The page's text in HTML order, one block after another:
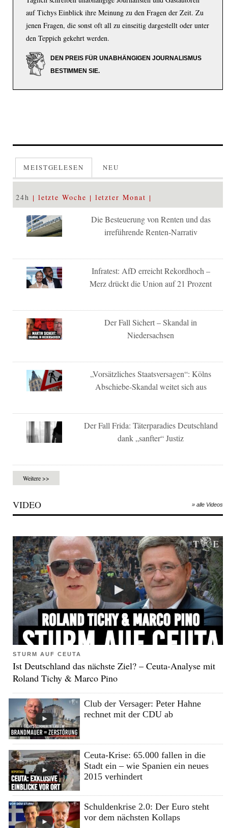
auf Tichys Einblick ihre Meinung zu den Fragen der Zeit. Zu
jenen Fragen, die sonst oft all zu einseitig dargestellt oder unter
den Teppich gekehrt werden.
DEN PREIS FÜR UNABHÄNGIGEN JOURNALISMUS
BESTIMMEN SIE.
MEISTGELESEN NEU
24h letzte Woche letzter Monat
Die Besteuerung von Renten und das
irreführende Renten-Narrativ
Infratest: AfD erreicht Rekordhoch –
Merz drückt die Union auf 21 Prozent
Der Fall Sichert – Skandal in
Niedersachsen
„Vorsätzliches Staatsversagen“: Kölns
Abschiebe-Skandal weitet sich aus
Der Fall Frida: Täterparadies Deutschland
dank „sanfter“ Justiz
Weitere >>
VIDEO » alle Videos
STURM AUF CEUTA
Ist Deutschland das nächste Ziel? – Ceuta-Analyse mit
Roland Tichy & Marco Pino
Club der Versager: Peter Hahne
rechnet mit der CDU ab
Ceuta-Krise: 65.000 fallen in die
Stadt ein – wie Spanien ein neues
2015 verhindert
Schuldenkrise 2.0: Der Euro steht
vor dem nächsten Kollaps